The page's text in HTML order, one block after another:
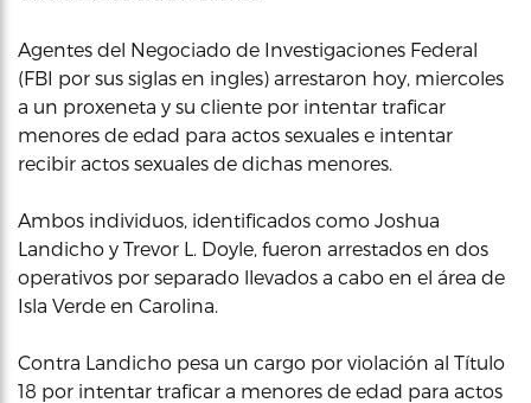
Agentes del Negociado de Investigaciones Federal
(FBI por sus siglas en ingles) arrestaron hoy, miercoles
a un proxeneta y su cliente por intentar traficar
menores de edad para actos sexuales e intentar
recibir actos sexuales de dichas menores.
Ambos individuos, identificados como Joshua
Landicho y Trevor L. Doyle, fueron arrestados en dos
operativos por separado llevados a cabo en el área de
Isla Verde en Carolina.
Contra Landicho pesa un cargo por violación al Título
18 por intentar traficar a menores de edad para actos